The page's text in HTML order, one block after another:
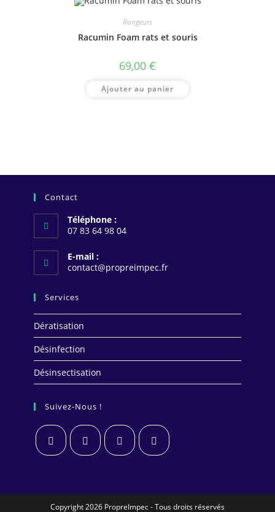
Rongeurs
Racumin Foam rats et souris
69,00 €
Ajouter au panier
Contact
Téléphone :
07 83 64 98 04
E-mail :
contact@propreimpec.frS’ouvre
Services
Dératisation
Désinfection
Désinsectisation
Suivez-Nous !
un
nouvel
un
nouvel
un
nouvel
un
nouvel
Copyright 2026 PropreImpec - Tous droits réservés